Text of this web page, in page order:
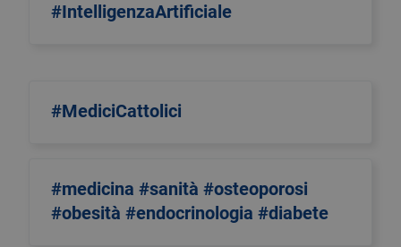
#IntelligenzaArtificiale
#MediciCattolici
#medicina #sanità #osteoporosi
#obesità #endocrinologia #diabete